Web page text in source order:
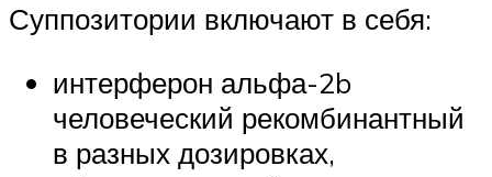
Суппозитории включают в себя:
интерферон альфа-2b
человеческий рекомбинантный
в разных дозировках,